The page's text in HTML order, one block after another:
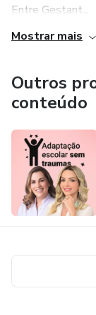
Entre Gestant...
Mostrar mais
Outros
conteúdo